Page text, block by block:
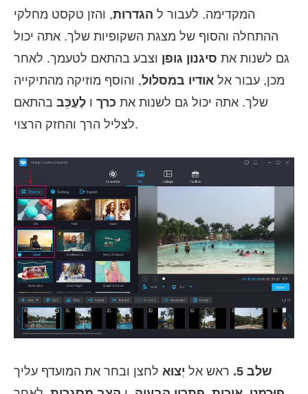
המקדימה. לעבור ל הגדרות, והזן טקסט מחלקי
ההתחלה והסוף של מצגת השקופיות שלך. אתה יכול
גם לשנות את סיגנון גופן וצבע בהתאם לטעמך. לאחר
מכן, עבור אל אודיו במסלול, והוסף מוזיקה מהתיקייה
שלך. אתה יכול גם לשנות את כרך ו לְעַכֵּב בהתאם
לצליל הרך והחזק הרצוי.
שלב 5. ראש אל יְצוּא לחצן ובחר את המועדף עליך